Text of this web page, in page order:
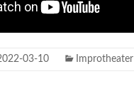
03-10 Improtheater